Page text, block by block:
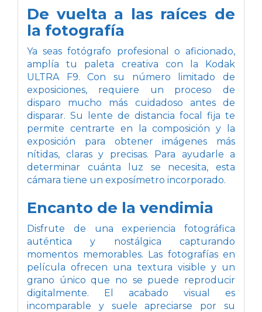
De vuelta a las raíces de
la fotografía
Ya seas fotógrafo profesional o aficionado,
amplía tu paleta creativa con la Kodak
ULTRA F9. Con su número limitado de
exposiciones, requiere un proceso de
disparo mucho más cuidadoso antes de
disparar. Su lente de distancia focal fija te
permite centrarte en la composición y la
exposición para obtener imágenes más
nítidas, claras y precisas. Para ayudarle a
determinar cuánta luz se necesita, esta
cámara tiene un exposímetro incorporado.
Encanto de la vendimia
Disfrute de una experiencia fotográfica
auténtica y nostálgica capturando
momentos memorables. Las fotografías en
película ofrecen una textura visible y un
grano único que no se puede reproducir
digitalmente. El acabado visual es
incomparable y suele apreciarse por su